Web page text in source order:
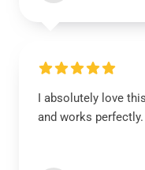
I absolutely love
and works